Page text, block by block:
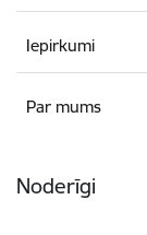
Iepirkumi
Par mums
Noderīgi